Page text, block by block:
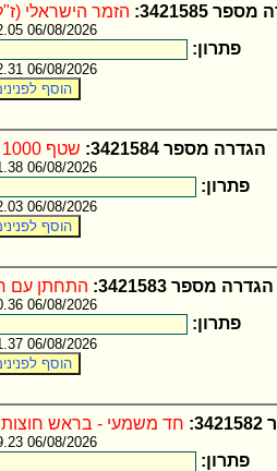
3421585: הזמר הישראלי
06/08/2026 15:32.05
פתרון:
06/08/2026 15:32.31
הגדרה מספר 3421584: שטף 1000 גרם לפני שמונה (5)
06/08/2026 15:31.38
פתרון:
06/08/2026 15:32.03
הגדרה מספר 3421583: התחתן עם
06/08/2026 15:30.36
פתרון:
06/08/2026 15:31.37
חד משמעי - בראש חוצות
06/08/2026 15:29.23
פתרון: